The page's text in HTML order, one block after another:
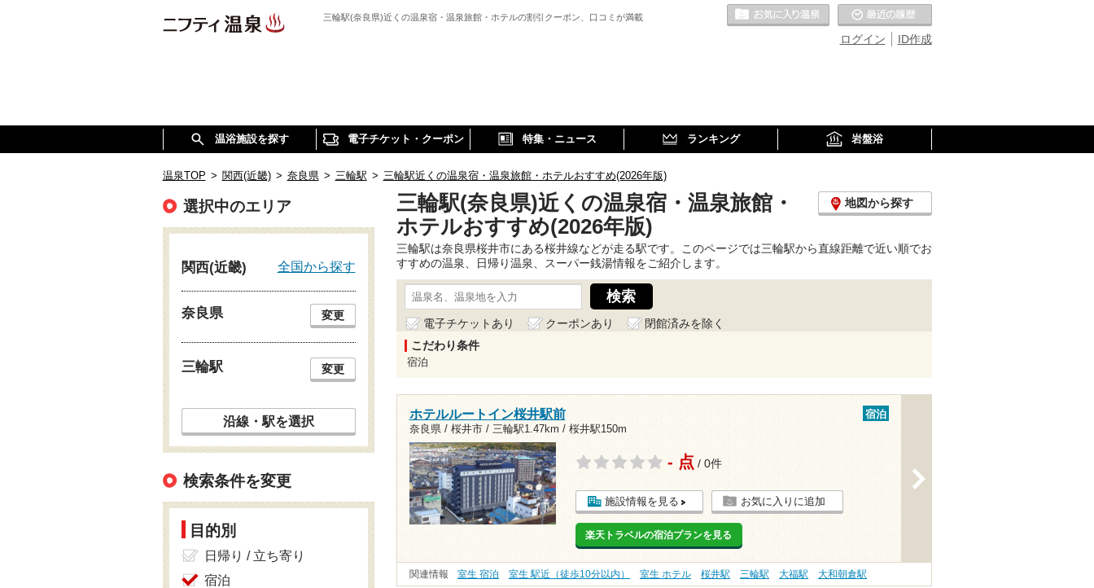
三輪駅(奈良県)近くの温泉宿・温泉旅館・ホテルの割引クーポン、口コミが満載
ID作成
ログイン
お気に入りの温泉
温浴施設を探す 電子チケット・クーポン 特集・ニュース ランキング 岩盤浴
温泉TOP > 関西(近畿) > 奈良県 > 三輪駅 > 三輪駅近くの温泉宿・温泉旅館・ホテルおすすめ(2026年版)
三輪駅(奈良県)近くの温泉宿・温泉旅館・
ホテルおすすめ(2026年版)
地図から探す
三輪駅は奈良県桜井市にある桜井線などが走る駅です。このページでは三輪駅から直線距離で近い順でお
すすめの温泉、日帰り温泉、スーパー銭湯情報をご紹介します。
電子チケットあり クーポンあり
閉館済みを除く
こだわり条件
宿泊
ホテルルートイン桜井駅前
奈良県 / 桜井市 / 三輪駅1.47km / 桜井駅150m
宿泊
- 点 / 0件
施設情報を見る お気に入りに追加
楽天トラベルの宿泊プランを見る
関連情報 室生 宿泊 室生 駅近（徒歩10分以内） 室生 ホテル 桜井駅 三輪駅 大福駅 大和朝倉駅
選択中のエリア
関西(近畿) 全国から探す
奈良県 変更
三輪駅 変更
沿線・駅を選択
検索条件を変更
目的別
日帰り / 立ち寄り
宿泊